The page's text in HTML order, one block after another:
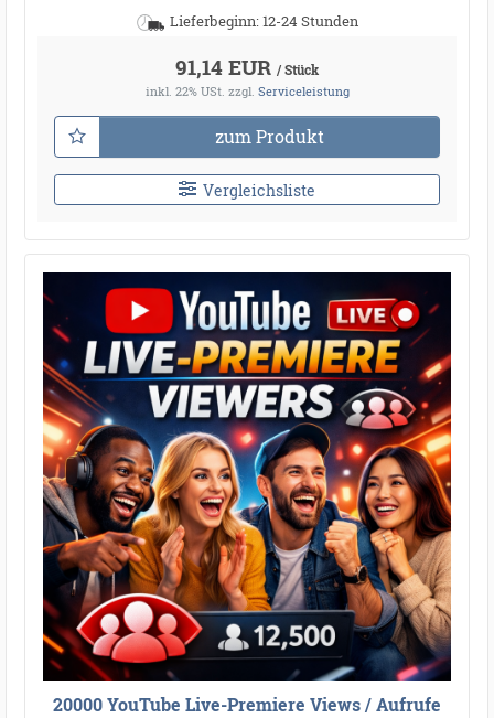
Lieferbeginn: 12-24 Stunden
91,14 EUR / Stück
inkl. 22% USt. zzgl. Serviceleistung
zum Produkt
Vergleichsliste
20000 YouTube Live-Premiere Views / Aufrufe